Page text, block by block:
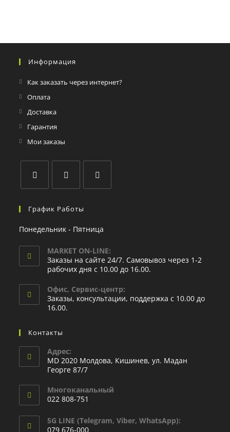
Информация
Как заказать через интернет?
Оплата
Доставка
Гарантия
Мои заказы
График Работы
Понедельник - Пятница
MARKET ON-LINE:
Заказы на сайте 24/7. Самовывоз через 1-2
рабочих дня с 10.00 до 16.00.
Офис, Сервис-центр:
Заказы, консультации, поддержка с 10.00 до
16.00.
Контакты
Адрес:
MD 2020 Молдова, Кишинев, ул. Мадан
Георге 87/7
Многоканальный
022 808-751
5G LINE (Telegram, Viber, WhatsApp):
079 676-000